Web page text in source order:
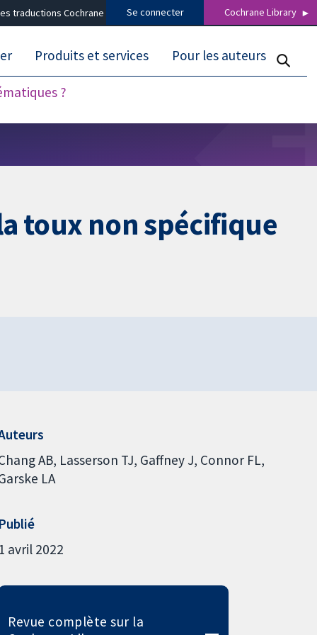
traductions Cochrane Se connecter Cochrane Library
?
Produits et services Pour les auteurs
toux non spécifique
AB Lasserson TJ Gaffney J Connor FL
LA
avril 2022
Revue complète sur la